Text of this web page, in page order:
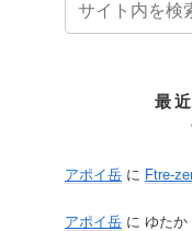
最
アポイ岳 に Ftre-
アポイ岳 に ゆたか